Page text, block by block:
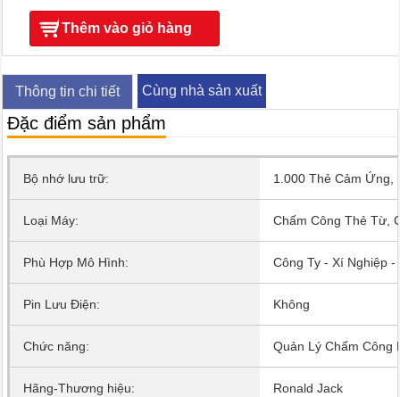
Thêm vào giỏ hàng
Thông tin chi tiết Cùng nhà sản xuất
Đặc điểm sản phẩm
Bộ nhớ lưu trữ: 1.000 Thẻ Cảm Ứng,
Loại Máy: Chấm Công Thẻ Từ,
Phù Hợp Mô Hình: Công Ty - Xí Nghiệp
Pin Lưu Điện: Không
Chức năng: Quản Lý Chấm Công
Hãng-Thương hiệu: Ronald Jack